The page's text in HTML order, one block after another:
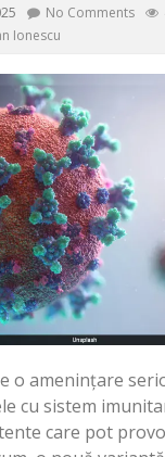
No Comments
Ionescu
o amenințare
cu sistem
care pot